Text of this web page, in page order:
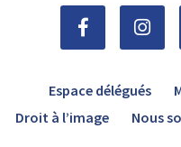
Espace délégués
Droit à l’image
Nous